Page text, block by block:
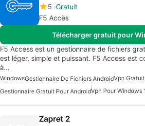
5 Gratuit
F5 Accès
Télécharger gratuit pour
F5 Access est un gestionnaire de fichiers
est léger, simple et puissant. F5 Access est
à…
WindowsGestionnaire De Fichiers AndroidVpn
Gestionnaire Gratuit Pour AndroidVpn Pour Windows
Zapret 2